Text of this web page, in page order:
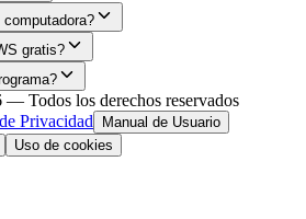
gratis?
Todos los derechos reservados
Privacidad
Manual de Usuario
Uso de cookies